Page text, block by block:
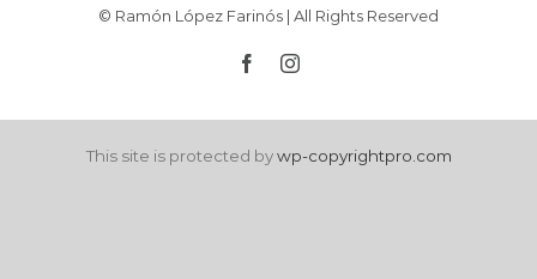
© Ramón López Farinós | All Rights Reserved
facebookinstagram
This site is protected bywp-copyrightpro.com